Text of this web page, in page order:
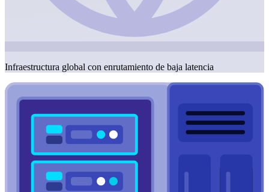
Infraestructura global con enrutamiento de baja latencia